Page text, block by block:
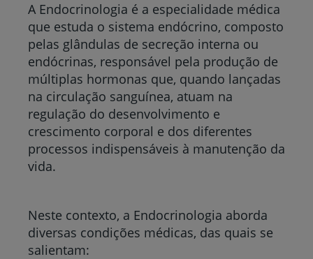
A Endocrinologia é a especialidade médica
que estuda o sistema endócrino, composto
pelas glândulas de secreção interna ou
endócrinas, responsável pela produção de
múltiplas hormonas que, quando lançadas
na circulação sanguínea, atuam na
regulação do desenvolvimento e
crescimento corporal e dos diferentes
processos indispensáveis à manutenção da
vida.
Neste contexto, a Endocrinologia aborda
diversas condições médicas, das quais se
salientam: